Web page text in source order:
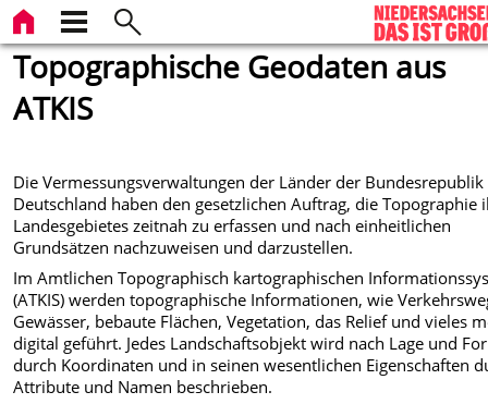
Topographische Geodaten aus
ATKIS
Die Vermessungsverwaltungen der Länder der Bundesrepublik
Deutschland haben den gesetzlichen Auftrag, die Topographie
Landesgebietes zeitnah zu erfassen und nach einheitlichen
Grundsätzen nachzuweisen und darzustellen.
Im Amtlichen Topographisch kartographischen
(ATKIS) werden topographische Informationen, wie
Gewässer, bebaute Flächen, Vegetation, das Relief und vieles
digital geführt. Jedes Landschaftsobjekt wird nach Lage und
durch Koordinaten und in seinen wesentlichen Eigenschaften
Attribute und Namen beschrieben.